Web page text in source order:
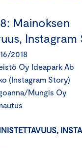
Mainoksen
Instagram
2018
Oy Ideapark Ab
(Instagram Story)
Mungis Oy